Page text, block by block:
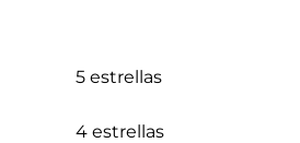
5 estrellas
4 estrellas